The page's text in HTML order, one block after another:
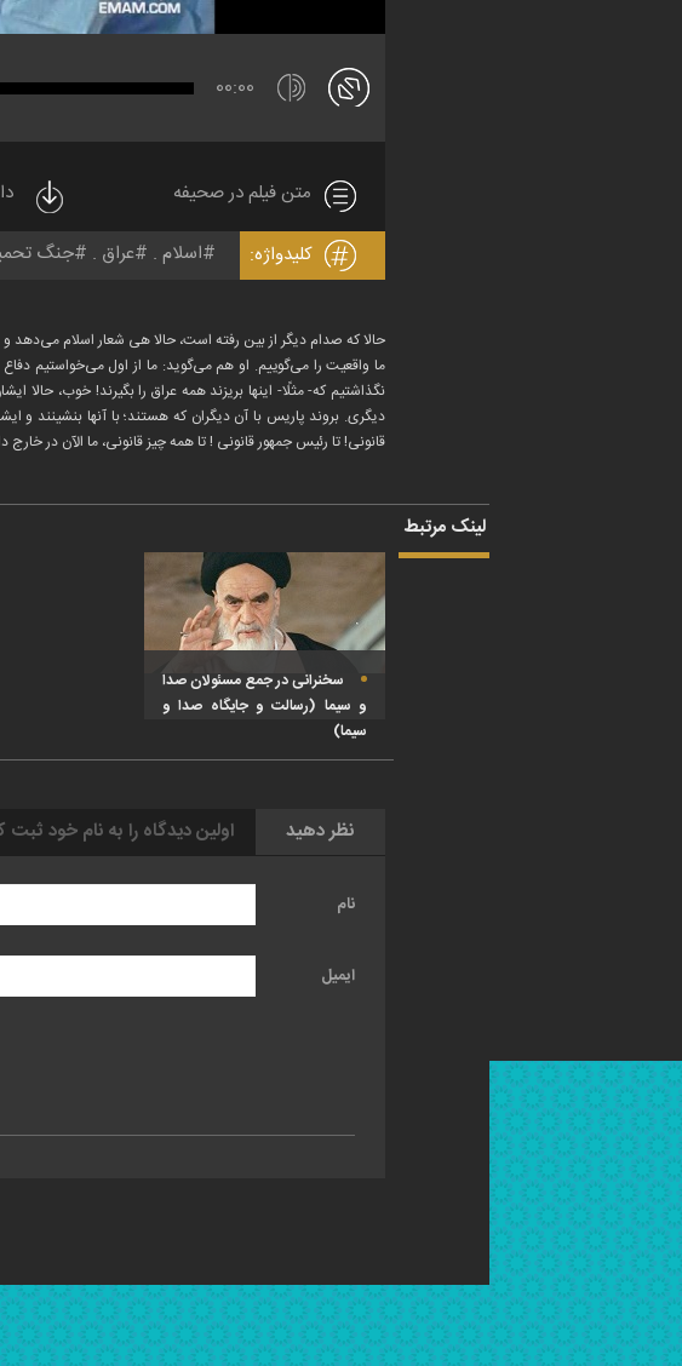
00:00
متن فیلم در صحیفه
کلیدواژه: اسلام عراق جنگ
حالا که صدام دیگر از بین رفته است، حالا هی شعار اسلام می‌دهد
ما واقعیت را می‌گوییم. او هم می‌گوید: ما از اول می‌خواستیم
نگذاشتیم که- مثلًا- اینها بریزند همه عراق را بگیرند! خوب، حالا
دیگری. بروند پاریس با آن دیگران که هستند؛ با آنها بنشینند و
قانونی!تا رئیس جمهور قانونی !تا همه چیز قانونی، ما الآن در خارج
لینک مرتبط
سخنرانی در جمع مسئولان صدا
و سیما (رسالت و جایگاه صدا و
سیما)
نظر دهید اولین دیدگاه را به نام خود ثبت
نام
ایمیل